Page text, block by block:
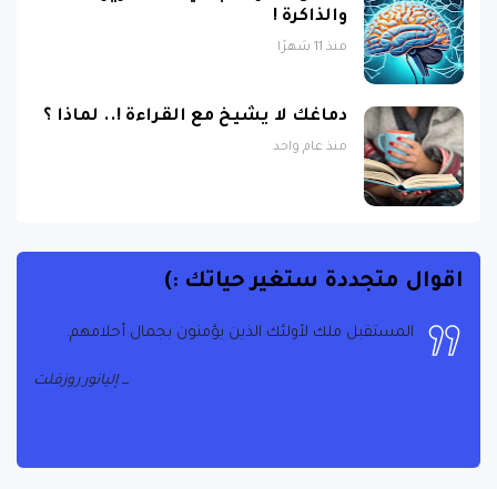
منذ 11 شهرًا
منذ عام واحد
اقوال متجددة ستغير حياتك :)
إليانور روزفلت